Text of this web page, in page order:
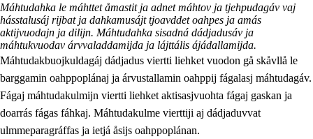
2. Prinsihpa oahppama, åvddånahttema ja ávddama hárráj
2.1 Sosiála oahppam ja åvddånibme
2.2 Máhtudahka fágáj hárráj
Vuodulasj tjehpudagá
Máhtudahka le máhttet åmastit ja adnet máhtov ja tjehpudagáv vaj
hásstalusáj rijbat ja dahkamusájt tjoavddet oahpes ja amás
aktijvuodajn ja dilijn. Máhtudahka sisadná dádjadusáv ja
máhtukvuodav árvvaladdamijda ja lájttális ájádallamijda.
Máhtudakbuojkuldagáj dádjadus viertti liehket vuodon gå skåvllå le
barggamin oahppoplánaj ja árvustallamin oahppij fágalasj máhtudagáv.
Fágaj máhtudakulmijn viertti liehket aktisasjvuohta fágaj gaskan ja
doarrás fágas fáhkaj. Máhtudakulme vierttiji aj dádjaduvvat
ulmmeparagráffas ja ietjá åsijs oahppoplánan.